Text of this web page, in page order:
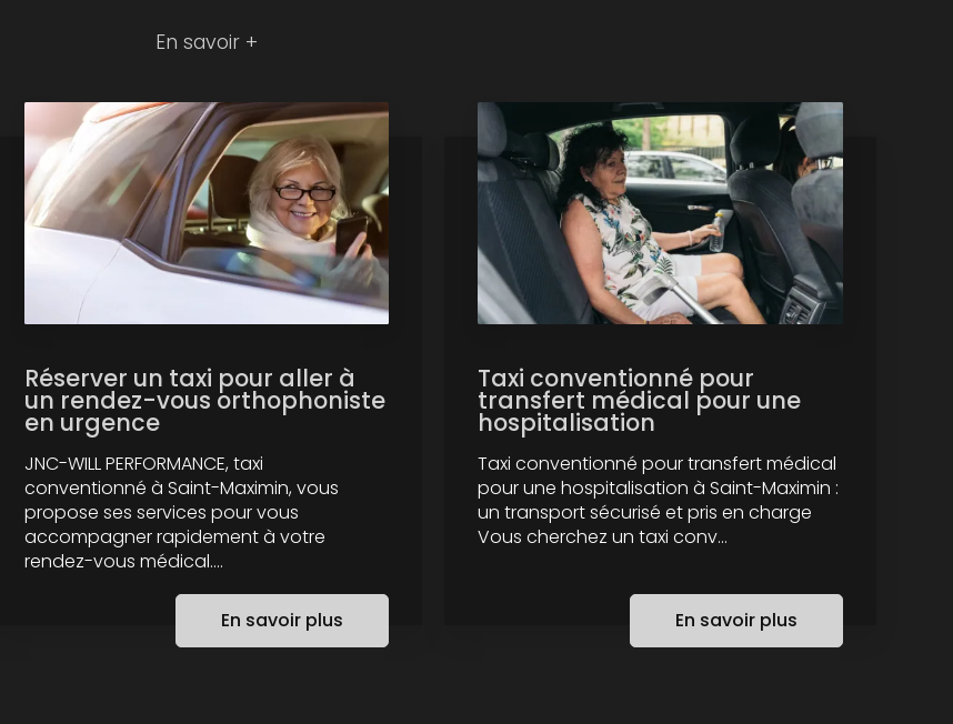
En savoir +
Réserver un taxi pour aller à
un rendez-vous orthophoniste
en urgence
JNC-WILL PERFORMANCE, taxi
conventionné à Saint-Maximin, vous
propose ses services pour vous
accompagner rapidement à votre
rendez-vous médical....
En savoir plus
Taxi conventionné pour
transfert médical pour une
hospitalisation
Taxi conventionné pour transfert médical
pour une hospitalisation à Saint-Maximin :
un transport sécurisé et pris en charge
Vous cherchez un taxi conv...
En savoir plus